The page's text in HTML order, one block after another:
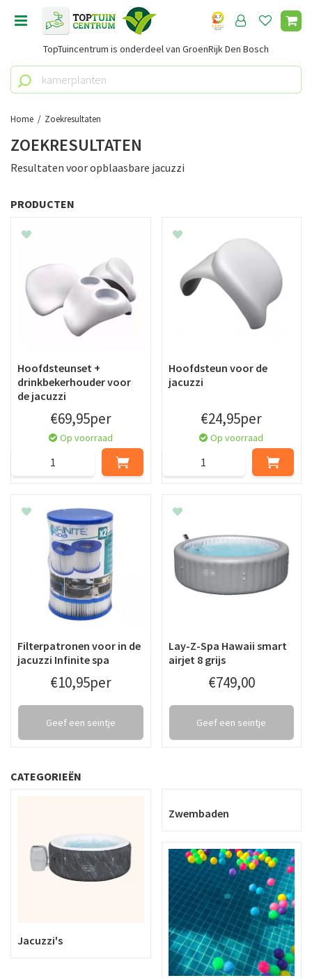
Home Zoekresultaten
TopTuincentrum is onderdeel van GroenRijk Den Bosch
ZOEKRESULTATEN
Resultaten vooropblaasbare jacuzzi
PRODUCTEN
Hoofdsteunset +
drinkbekerhouder voor
de jacuzzi
€69,95per
Op voorraad
Hoofdsteun voor de
jacuzzi
€24,95per
Op voorraad
Filterpatronen voor in de
jacuzzi Infinite spa
€10,95per
Geef een seintje
Lay-Z-Spa Hawaii smart
airjet 8 grijs
€749,00
Geef een seintje
CATEGORIEËN
Jacuzzi's
Zwembaden